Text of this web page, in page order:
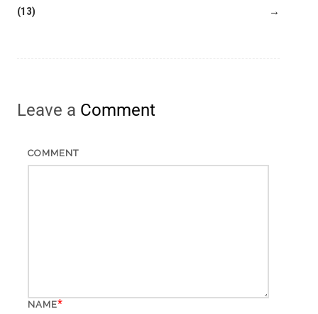
(13)
→
Leave a Comment
COMMENT
NAME*